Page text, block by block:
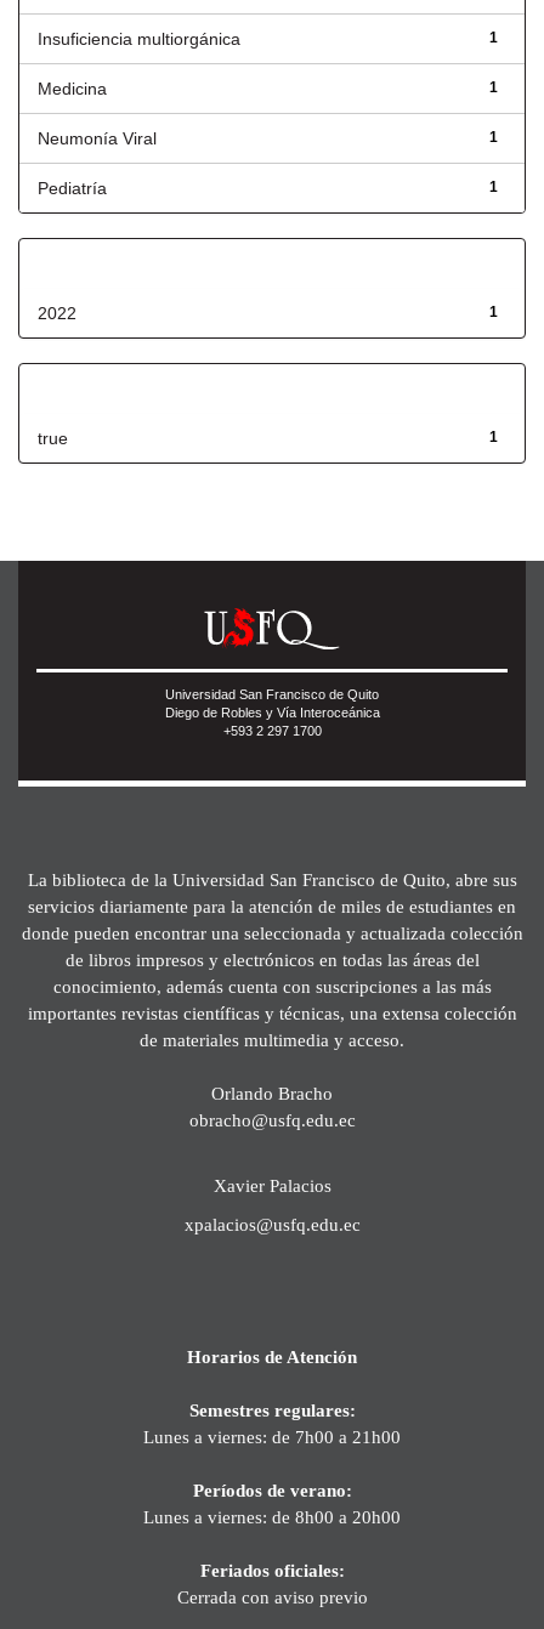
1
Insuficiencia multiorgánica
1
Medicina
1
Neumonía Viral
1
Pediatría
1
2022
1
true
Universidad San Francisco de Quito
Diego de Robles y Vía Interoceánica
+593 2 297 1700
La biblioteca de la Universidad San Francisco de Quito, abre sus
servicios diariamente para la atención de miles de estudiantes en
donde pueden encontrar una seleccionada y actualizada colección
de libros impresos y electrónicos en todas las áreas del
conocimiento, además cuenta con suscripciones a las más
importantes revistas científicas y técnicas, una extensa colección
de materiales multimedia y acceso.
Orlando Bracho
obracho@usfq.edu.ec
Xavier Palacios
xpalacios@usfq.edu.ec
Horarios de Atención
Semestres regulares:
Lunes a viernes: de 7h00 a 21h00
Períodos de verano:
Lunes a viernes: de 8h00 a 20h00
Feriados oficiales:
Cerrada con aviso previo